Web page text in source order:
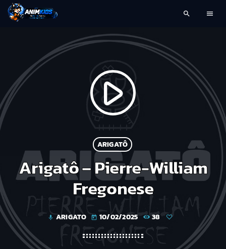
search menu
play_arrow
ARIGATÔ
Arigatô – Pierre-William
Fregonese
mic ARIGATO today 10/02/2025 38